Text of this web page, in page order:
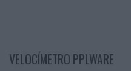
VELOCÍMETRO PPLWARE